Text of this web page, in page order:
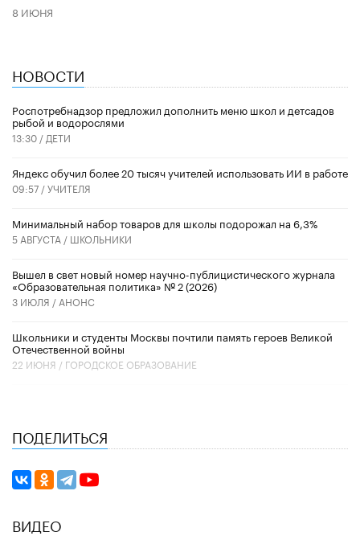
8 ИЮНЯ
НОВОСТИ
Роспотребнадзор предложил дополнить меню школ и детсадов
рыбой и водорослями
13:30 / ДЕТИ
​Яндекс обучил более 20 тысяч учителей использовать ИИ в работе
09:57 /УЧИТЕЛЯ
Минимальный набор товаров для школы подорожал на 6,3%
5 АВГУСТА / ШКОЛЬНИКИ
Вышел в свет новый номер научно-публицистического журнала
«Образовательная политика» № 2 (2026)
3 ИЮЛЯ / АНОНС
Школьники и студенты Москвы почтили память героев Великой
Отечественной войны
22 ИЮНЯ / ГОРОДСКОЕ ОБРАЗОВАНИЕ
ПОДЕЛИТЬСЯ
ВИДЕО